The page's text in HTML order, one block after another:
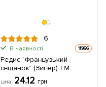
6
В наявності. 11996
Редис "Французький
сніданок" (Зипер) ТМ
"Весна" 7г
ціна 24.12 грн